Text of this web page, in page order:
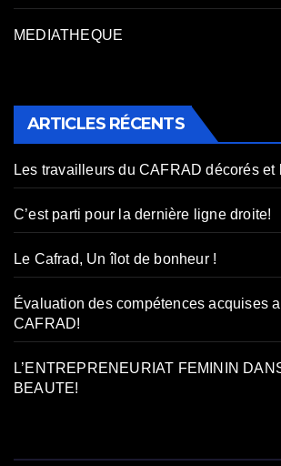
MEDIATHEQUE
ARTICLES RÉCENTS
Les travailleurs du CAFRAD décorés et
C’est parti pour la dernière ligne droite!
Le Cafrad, Un îlot de bonheur !
Évaluation des compétences acquises
CAFRAD!
L’ENTREPRENEURIAT FEMININ
BEAUTE!